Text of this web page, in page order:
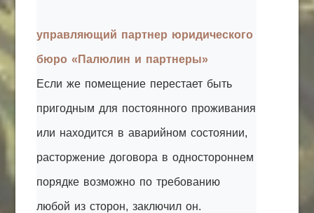
управляющий партнер юридического
бюро «Палюлин и партнеры»
Если же помещение перестает быть
пригодным для постоянного проживания
или находится в аварийном состоянии,
расторжение договора в одностороннем
порядке возможно по требованию
любой из сторон, заключил он.